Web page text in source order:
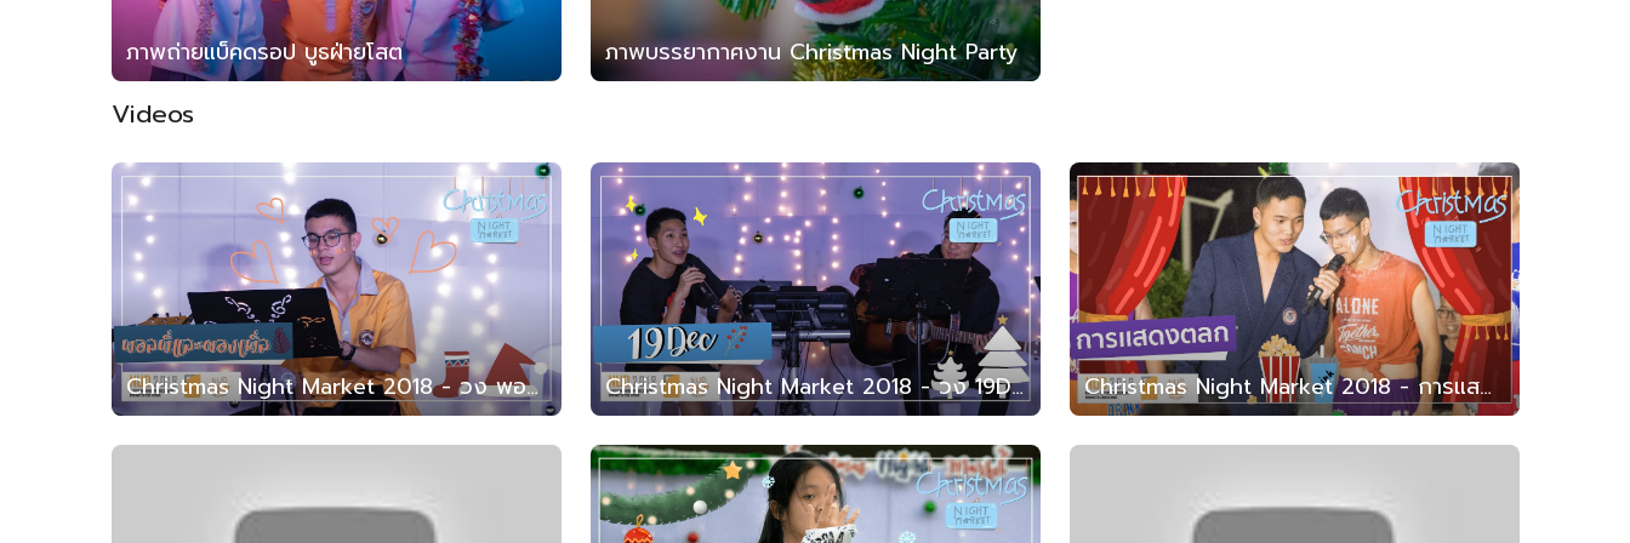
ภาพถ่ายแบ็คดรอป บูธฝ่ายโสต ภาพบรรยากาศงาน Christmas Night Party
Videos
Christmas Night Market 2018 - วง พอลพี่และผองเพื่อน (สาธิต มน. 2561) Christmas Night Market 2018 - วง 19Dec (สาธิต มน. 2561) Christmas Night Market 2018 - การแสดงตลก (สาธิต มน. 2561)